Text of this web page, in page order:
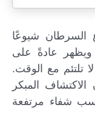
السرطان شيوعًا
عادةً على
تلتئم مع الوقت.
المبكر
شفاء مرتفعة
ممكن